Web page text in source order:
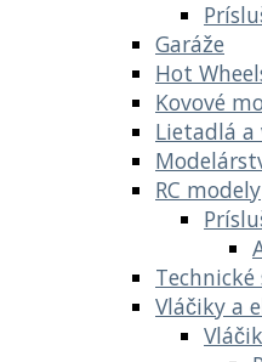
Garáže
Hot
Kovové
Lietadlá
RC modely
Vláčiky a